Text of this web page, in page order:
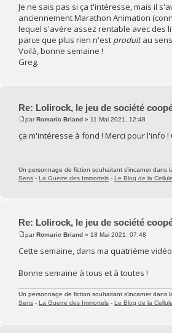
Je ne sais pas si ça t'intéresse, mais il
anciennement Marathon Animation
lequel s'avère assez rentable avec des
parce que plus rien n'est produitau
Voilà, bonne semaine !
Greg.
Re: Lolirock, le jeu de société
parRomaric Briand » 11 Mai 2021, 12:48
ça m'intéresse à fond ! Merci pour l'info
Un personnage de fiction souhaitant s'incarner dans
Sens - La Guerre des Immortels - Le Blog de la Cellule
Re: Lolirock, le jeu de société
parRomaric Briand » 18 Mai 2021, 07:48
Cette semaine, dans ma quatrième
Bonne semaine à tous et à toutes !
Un personnage de fiction souhaitant s'incarner dans
Sens - La Guerre des Immortels - Le Blog de la Cellule